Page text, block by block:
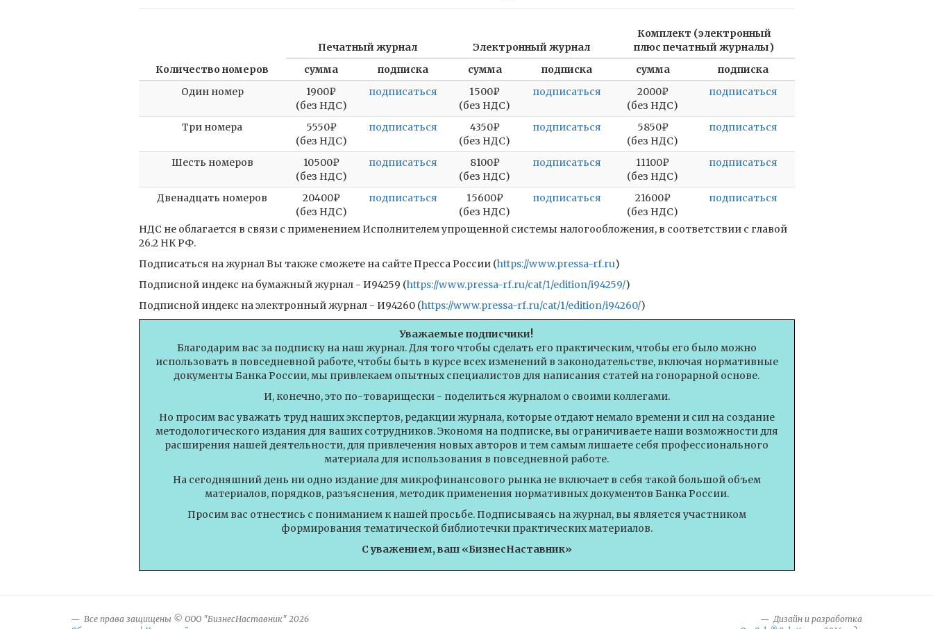
Количество номеров
Печатный журнал Электронный журнал
Комплект (электронный
плюс печатный журналы)
сумма
подписка сумма подписка сумма
подписка
Один номер
1900₽
(без НДС)
подписаться
1500₽
(без НДС)
подписаться
2000₽
(без НДС)
подписаться
Три номера
5550₽
(без НДС)
подписаться
4350₽
(без НДС)
подписаться
5850₽
(без НДС)
подписаться
Шесть номеров
10500₽
(без НДС)
подписаться
8100₽
(без НДС)
подписаться
11100₽
(без НДС)
подписаться
Двенадцать номеров
20400₽
(без НДС)
подписаться
15600₽
(без НДС)
подписаться
21600₽
(без НДС)
подписаться
НДС не облагается в связи с применением Исполнителем упрощенной системы налогообложения, в соответствии с главой
26.2 НК РФ.
Подписаться на журнал Вы также сможете на сайте Пресса России (https://www.pressa-rf.ru)
Подписной индекс на бумажный журнал - И94259 (https://www.pressa-rf.ru/cat/1/edition/i94259/)
Подписной индекс на электронный журнал - И94260 (https://www.pressa-rf.ru/cat/1/edition/i94260/)
Уважаемые подписчики!
Благодарим вас за подписку на наш журнал. Для того чтобы сделать его практическим, чтобы его было можно
использовать в повседневной работе, чтобы быть в курсе всех изменений в законодательстве, включая нормативные
документы Банка России, мы привлекаем опытных специалистов для написания статей на гонорарной основе.
И, конечно, это по-товарищески - поделиться журналом о своими коллегами.
Но просим вас уважать труд наших экспертов, редакции журнала, которые отдают немало времени и сил на создание
методологического издания для ваших сотрудников. Экономя на подписке, вы ограничиваете наши возможности для
расширения нашей деятельности, для привлечения новых авторов и тем самым лишаете себя профессионального
материала для использования в повседневной работе.
На сегодняшний день ни одно издание для микрофинансового рынка не включает в себя такой большой объем
материалов, порядков, разъяснения, методик применения нормативных документов Банка России.
Просим вас отнестись с пониманием к нашей просьбе. Подписываясь на журнал, вы является участником
формирования тематической библиотечки практических материалов.
С уважением, ваш «БизнесНаставник»
Все права защищены © ООО "БизнесНаставник" 2026
Дизайн и разработка